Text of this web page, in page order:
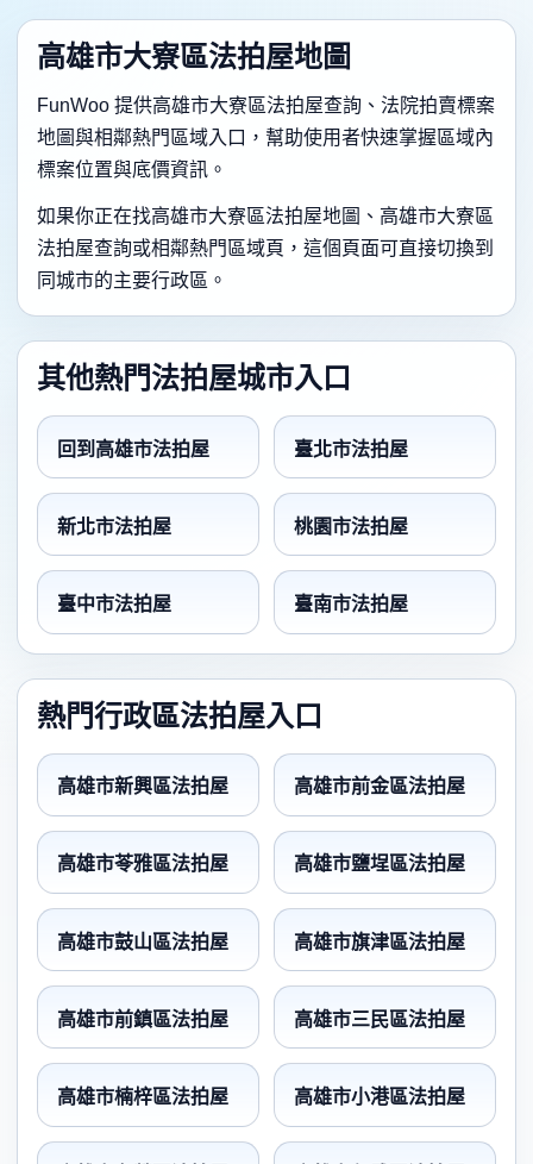
高雄市大寮區法拍屋地圖
FunWoo 提供高雄市大寮區法拍屋查詢、法院拍賣標案
地圖與相鄰熱門區域入口，幫助使用者快速掌握區域內
標案位置與底價資訊。
如果你正在找高雄市大寮區法拍屋地圖、高雄市大寮區
法拍屋查詢或相鄰熱門區域頁，這個頁面可直接切換到
同城市的主要行政區。
其他熱門法拍屋城市入口
回到高雄市法拍屋 臺北市法拍屋
新北市法拍屋 桃園市法拍屋
臺中市法拍屋 臺南市法拍屋
熱門行政區法拍屋入口
高雄市新興區法拍屋 高雄市前金區法拍屋
高雄市苓雅區法拍屋 高雄市鹽埕區法拍屋
高雄市鼓山區法拍屋 高雄市旗津區法拍屋
高雄市前鎮區法拍屋 高雄市三民區法拍屋
高雄市楠梓區法拍屋 高雄市小港區法拍屋